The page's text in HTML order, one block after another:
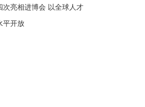
次亮相进博会 以全球人才
平开放